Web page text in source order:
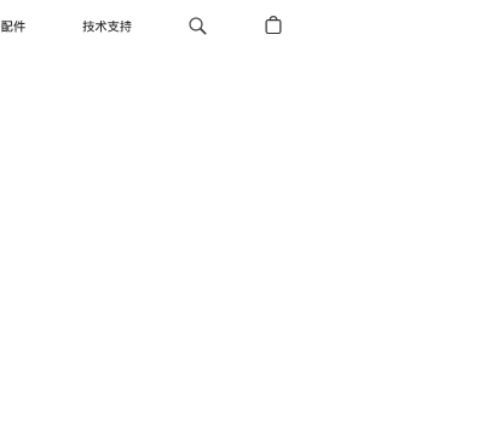
配件 技术支持